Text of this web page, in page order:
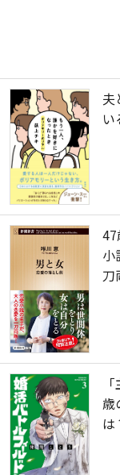
夫
47
小
刀
歳
は